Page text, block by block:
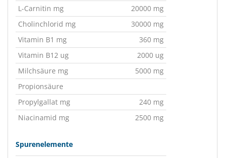
L-Carnitin mg
20000 mg
Cholinchlorid mg
30000 mg
Vitamin B1 mg
360 mg
Vitamin B12 ug
2000 ug
Milchsäure mg
5000 mg
Propionsäure
Propylgallat mg
240 mg
Niacinamid mg
2500 mg
Spurenelemente